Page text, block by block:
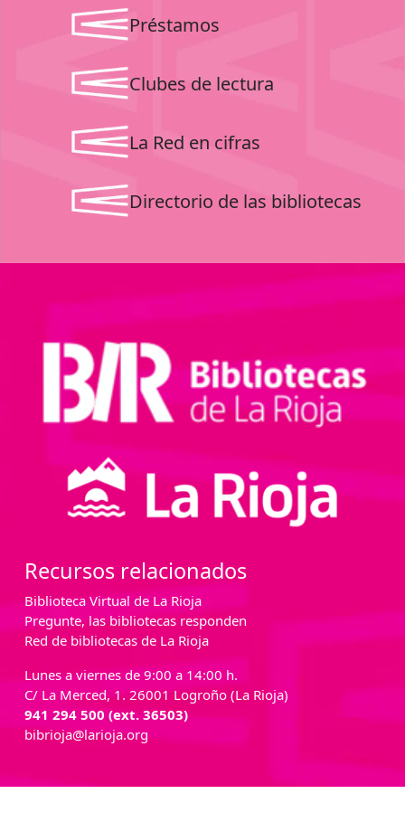
Préstamos
Clubes de lectura
La Red en cifras
Directorio de las bibliotecas
Recursos relacionados
Biblioteca Virtual de La Rioja
Pregunte, las bibliotecas responden
Red de bibliotecas de La Rioja
Lunes a viernes de 9:00 a 14:00 h.
C/ La Merced, 1. 26001 Logroño (La Rioja)
941 294 500 (ext. 36503)
bibrioja@larioja.org